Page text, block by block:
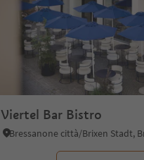
Viertel Bar Bistro